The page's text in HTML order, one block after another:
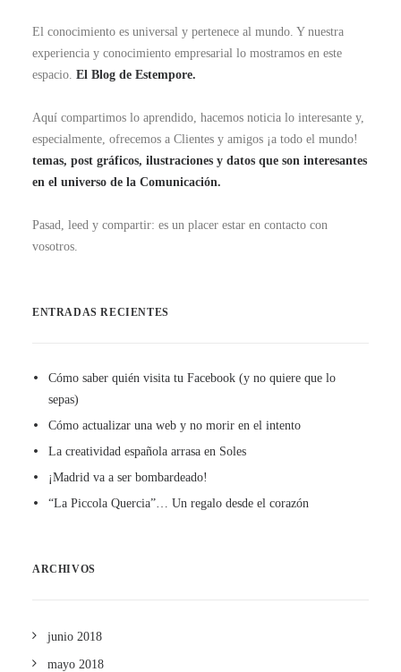
El conocimiento es universal y pertenece al mundo. Y nuestra
experiencia y conocimiento empresarial lo mostramos en este
espacio. El Blog de Estempore.
Aquí compartimos lo aprendido, hacemos noticia lo interesante y,
especialmente, ofrecemos a Clientes y amigos ¡a todo el mundo!
temas, post gráficos, ilustraciones y datos que son interesantes
en el universo de la Comunicación.
Pasad, leed y compartir: es un placer estar en contacto con
vosotros.
ENTRADAS RECIENTES
Cómo saber quién visita tu Facebook (y no quiere que lo
sepas)
Cómo actualizar una web y no morir en el intento
La creatividad española arrasa en Soles
¡Madrid va a ser bombardeado!
“La Piccola Quercia”… Un regalo desde el corazón
ARCHIVOS
junio 2018
mayo 2018